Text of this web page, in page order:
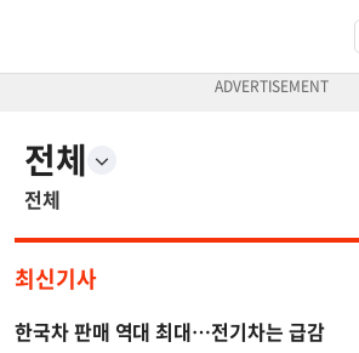
전체
전체
최신기사
한국차 판매 역대 최대…전기차는 급감